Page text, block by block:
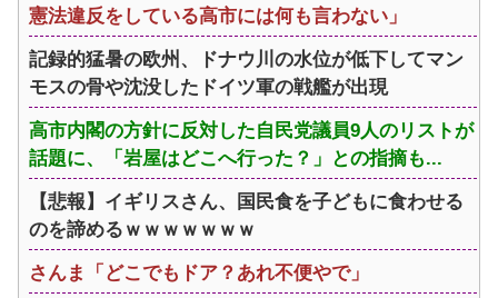
憲法違反をしている高市には何も言わない」
記録的猛暑の欧州、ドナウ川の水位が低下してマン
モスの骨や沈没したドイツ軍の戦艦が出現
高市内閣の方針に反対した自民党議員9人のリストが
話題に、「岩屋はどこへ行った？」との指摘も...
【悲報】イギリスさん、国民食を子どもに食わせる
のを諦めるｗｗｗｗｗｗｗ
さんま「どこでもドア？あれ不便やで」